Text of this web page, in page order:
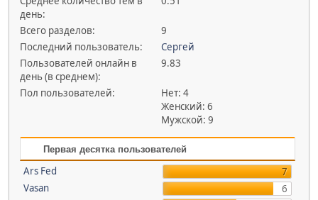
день:
Всего разделов:
9
Последний пользователь:
Сергей
Пользователей онлайн в
день (в среднем):
9.83
Пол пользователей:
Нет: 4
Женский: 6
Мужской: 9
Первая десятка пользователей
Ars Fed
7
Vasan
6